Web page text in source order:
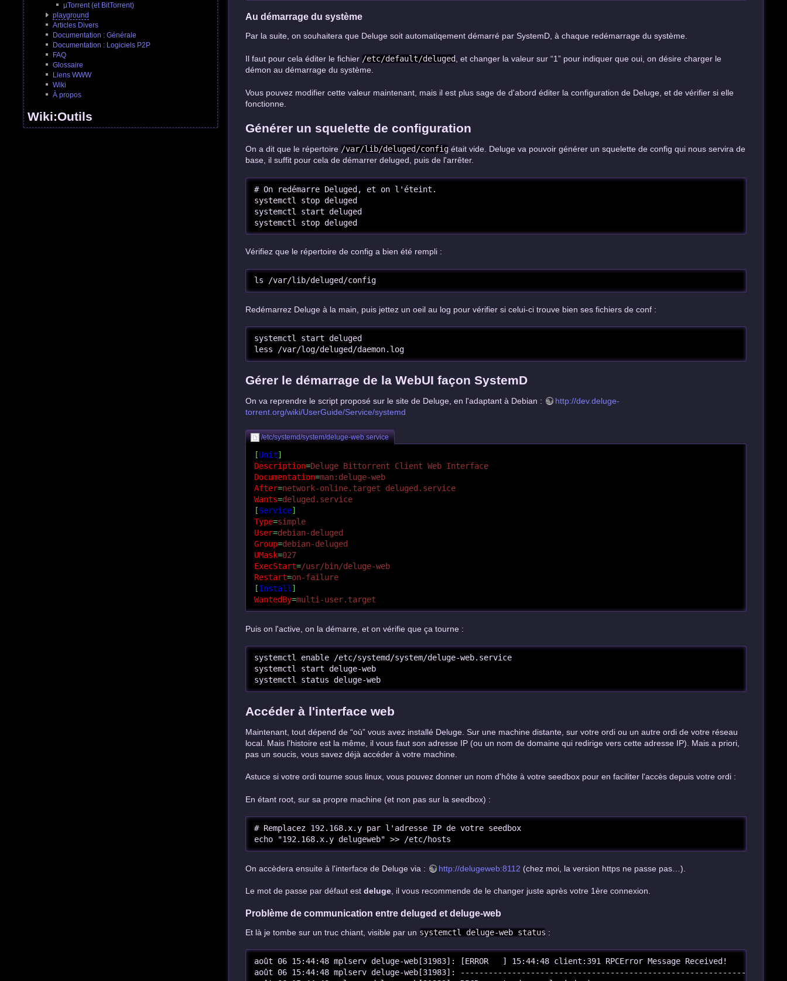
µTorrent (et BitTorrent)
playground
Articles Divers
Documentation : Générale
Documentation : Logiciels P2P
FAQ
Glossaire
Liens WWW
Wiki
À propos
Wiki:Outils
Au démarrage du système
Par la suite, on souhaitera que Deluge soit automatiqement démarré par SystemD, à chaque redémarrage du système.
Il faut pour cela éditer le fichier /etc/default/deluged
, et changer la valeur sur “1” pour indiquer que oui, on désire charger le
démon au démarrage du système.
Vous pouvez modifier cette valeur maintenant, mais il est plus sage de d'abord éditer la configuration de Deluge, et de vérifier si elle
fonctionne.
Générer un squelette de configuration
On a dit que le répertoire /var/lib/deluged/config était vide. Deluge va pouvoir générer un squelette de config qui nous servira de
base, il suffit pour cela de démarrer deluged, puis de l'arrêter.
# On redémarre Deluged, et on l'éteint.
systemctl stop deluged
systemctl start deluged
systemctl stop deluged
Vérifiez que le répertoire de config a bien été rempli :
ls /var/lib/deluged/config
Redémarrez Deluge à la main, puis jettez un oeil au log pour vérifier si celui-ci trouve bien ses fichiers de conf :
systemctl start deluged
less /var/log/deluged/daemon.log
Gérer le démarrage de la WebUI façon SystemD
On va reprendre le script proposé sur le site de Deluge, en l'adaptant à Debian :
http://dev.deluge-
torrent.org/wiki/UserGuide/Service/systemd
/etc/systemd/system/deluge-web.service
[Unit]
Description=Deluge Bittorrent Client Web Interface
Documentation=man:deluge-web
After=network-online.target deluged.service
Wants=deluged.service
[Service]
Type=simple
User=debian-deluged
Group=debian-deluged
UMask=027
ExecStart=/usr/bin/deluge-web
Restart=on-failure
[Install]
WantedBy=multi-user.target
Puis on l'active, on la démarre, et on vérifie que ça tourne :
systemctl enable /etc/systemd/system/deluge-web.service
systemctl start deluge-web
systemctl status deluge-web
Accéder à l'interface web
Maintenant, tout dépend de “où” vous avez installé Deluge. Sur une machine distante, sur votre ordi ou un autre ordi de votre réseau
local. Mais l'histoire est la même, il vous faut son adresse IP (ou un nom de domaine qui redirige vers cette adresse IP). Mais a priori,
pas un soucis, vous savez déjà accéder à votre machine.
Astuce si votre ordi tourne sous linux, vous pouvez donner un nom d'hôte à votre seedbox pour en faciliter l'accès depuis votre ordi :
En étant root, sur sa propre machine (et non pas sur la seedbox) :
# Remplacez 192.168.x.y par l'adresse IP de votre seedbox
echo "192.168.x.y delugeweb" >> /etc/hosts
On accèdera ensuite à l'interface de Deluge via : http://delugeweb:8112 (chez moi, la version https ne passe pas…).
Le mot de passe par défaut est deluge , il vous recommende de le changer juste après votre 1ère connexion.
Problème de communication entre deluged et deluge-web
Et là je tombe sur un truc chiant, visible par un systemctl deluge-web status :
août 06 15:44:48 mplserv deluge-web[31983]: [ERROR   ] 15:44:48 client:391 RPCError Message Received!
août 06 15:44:48 mplserv deluge-web[31983]: